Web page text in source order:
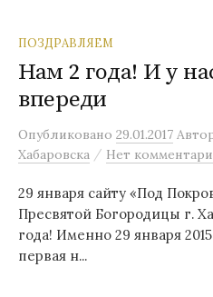
ПОЗДРАВЛЯЕМ
Нам 2 года! И у
впереди
Опубликовано 29.01.2017
Хабаровска / Нет
29 января сайту «Под
Пресвятой Богородицы г.
года! Именно 29 января
первая н...